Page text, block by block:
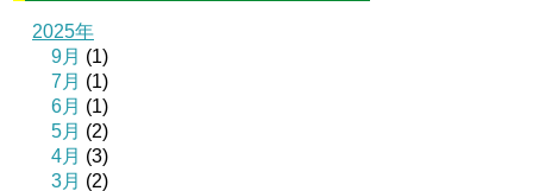
2025年
9月 (1)
7月 (1)
6月 (1)
5月 (2)
4月 (3)
3月 (2)